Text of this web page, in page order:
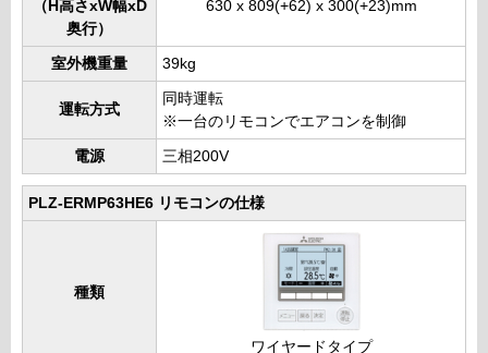
（H高さxW幅xD
奥行）
630 x 809(+62) x 300(+23)mm
室外機重量 39kg
運転方式
同時運転
※一台のリモコンでエアコンを制御
電源 三相200V
PLZ-ERMP63HE6 リモコンの仕様
種類
ワイヤードタイプ